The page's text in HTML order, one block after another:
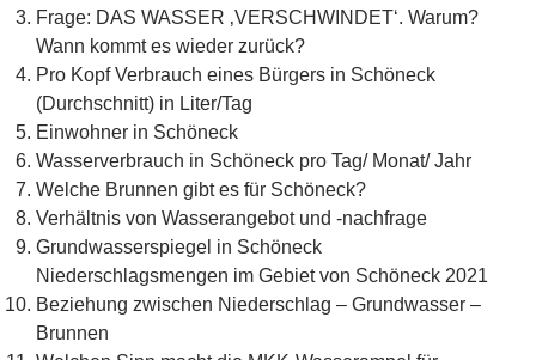
Frage: DAS WASSER ‚VERSCHWINDET‘. Warum?
Wann kommt es wieder zurück?
Pro Kopf Verbrauch eines Bürgers in Schöneck
(Durchschnitt) in Liter/Tag
Einwohner in Schöneck
Wasserverbrauch in Schöneck pro Tag/ Monat/ Jahr
Welche Brunnen gibt es für Schöneck?
Verhältnis von Wasserangebot und -nachfrage
Grundwasserspiegel in Schöneck
Niederschlagsmengen im Gebiet von Schöneck 2021
Beziehung zwischen Niederschlag – Grundwasser –
Brunnen